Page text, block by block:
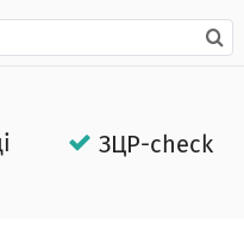
ЗЦР-check